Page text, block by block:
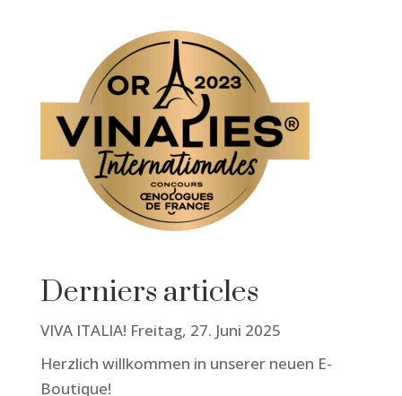
Derniers articles
VIVA ITALIA! Freitag, 27. Juni 2025
Herzlich willkommen in unserer neuen E-
Boutique!